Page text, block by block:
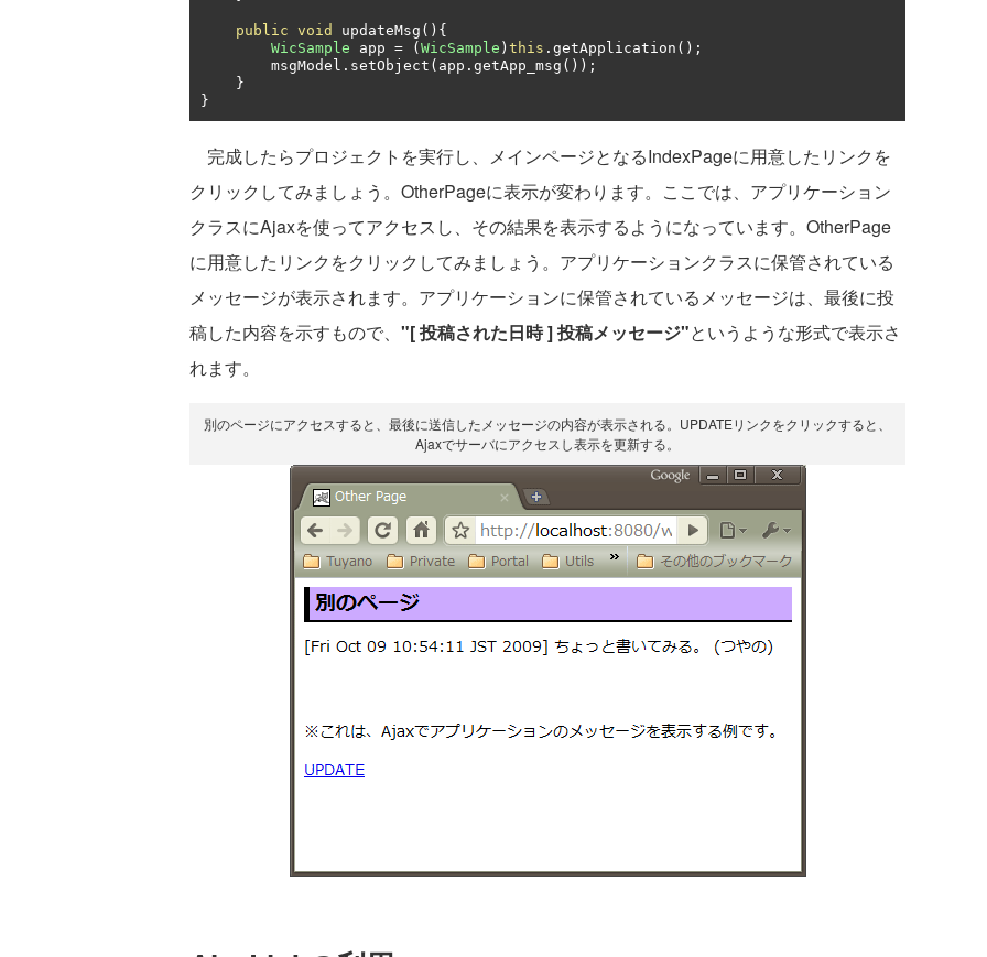
public void updateMsg (){
WicSample app = ( WicSample ) this . getApplication ();
        msgModel
. setObject ( app . getApp_msg ());
}
}
完成したらプロジェクトを実行し、メインページとなるIndexPageに用意したリンクを
クリックしてみましょう。OtherPageに表示が変わります。ここでは、アプリケーション
クラスにAjaxを使ってアクセスし、その結果を表示するようになっています。OtherPage
に用意したリンクをクリックしてみましょう。アプリケーションクラスに保管されている
メッセージが表示されます。アプリケーションに保管されているメッセージは、最後に投
稿した内容を示すもので、 "[ 投稿された日時 ] 投稿メッセージ"というような形式で表示さ
れます。
別のページにアクセスすると、最後に送信したメッセージの内容が表示される。UPDATEリンクをクリックすると、
Ajaxでサーバにアクセスし表示を更新する。